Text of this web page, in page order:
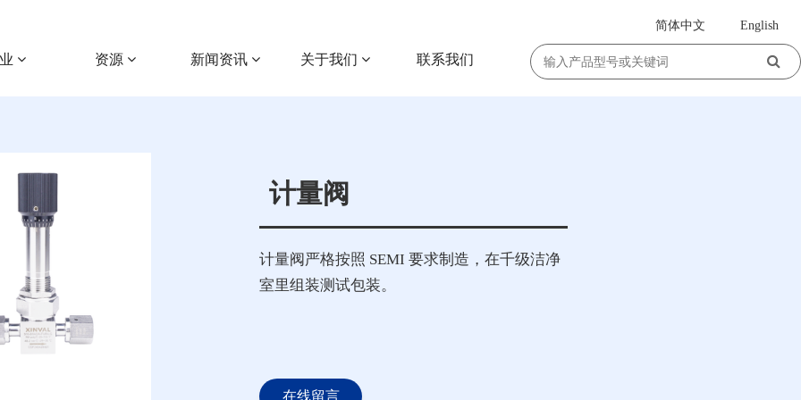
简体中文 English
资源 新闻资讯 关于我们 联系我们
计量阀
在线留言
计量阀严格按照 SEMI 要求制造，在千级洁净
室里组装测试包装。